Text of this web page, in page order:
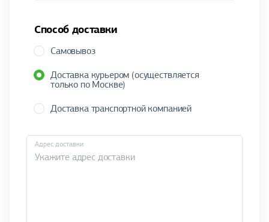
Способ доставки
Самовывоз
Доставка курьером (осуществляется
только по Москве)
Доставка транспортной компанией
Адрес доставки